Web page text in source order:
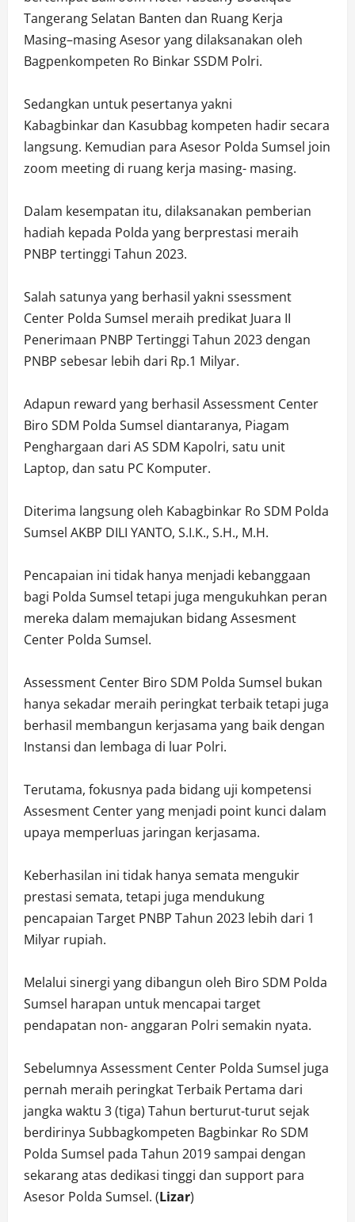
Tangerang Selatan Banten dan Ruang Kerja
Masing–masing Asesor yang dilaksanakan oleh
Bagpenkompeten Ro Binkar SSDM Polri.
Sedangkan untuk pesertanya yakni
Kabagbinkar dan Kasubbag kompeten hadir secara
langsung. Kemudian para Asesor Polda Sumsel join
zoom meeting di ruang kerja masing- masing.
Dalam kesempatan itu, dilaksanakan pemberian
hadiah kepada Polda yang berprestasi meraih
PNBP tertinggi Tahun 2023.
Salah satunya yang berhasil yakni ssessment
Center Polda Sumsel meraih predikat Juara II
Penerimaan PNBP Tertinggi Tahun 2023 dengan
PNBP sebesar lebih dari Rp.1 Milyar.
Adapun reward yang berhasil Assessment Center
Biro SDM Polda Sumsel diantaranya, Piagam
Penghargaan dari AS SDM Kapolri, satu unit
Laptop, dan satu PC Komputer.
Diterima langsung oleh Kabagbinkar Ro SDM Polda
Sumsel AKBP DILI YANTO, S.I.K., S.H., M.H.
Pencapaian ini tidak hanya menjadi kebanggaan
bagi Polda Sumsel tetapi juga mengukuhkan peran
mereka dalam memajukan bidang Assesment
Center Polda Sumsel.
Assessment Center Biro SDM Polda Sumsel bukan
hanya sekadar meraih peringkat terbaik tetapi juga
berhasil membangun kerjasama yang baik dengan
Instansi dan lembaga di luar Polri.
Terutama, fokusnya pada bidang uji kompetensi
Assesment Center yang menjadi point kunci dalam
upaya memperluas jaringan kerjasama.
Keberhasilan ini tidak hanya semata mengukir
prestasi semata, tetapi juga mendukung
pencapaian Target PNBP Tahun 2023 lebih dari 1
Milyar rupiah.
Melalui sinergi yang dibangun oleh Biro SDM Polda
Sumsel harapan untuk mencapai target
pendapatan non- anggaran Polri semakin nyata.
Sebelumnya Assessment Center Polda Sumsel juga
pernah meraih peringkat Terbaik Pertama dari
jangka waktu 3 (tiga) Tahun berturut-turut sejak
berdirinya Subbagkompeten Bagbinkar Ro SDM
Polda Sumsel pada Tahun 2019 sampai dengan
sekarang atas dedikasi tinggi dan support para
Asesor Polda Sumsel. (Lizar)